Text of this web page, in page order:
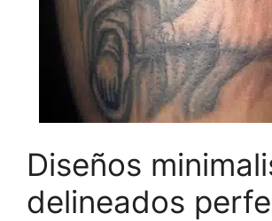
Diseños
delineados